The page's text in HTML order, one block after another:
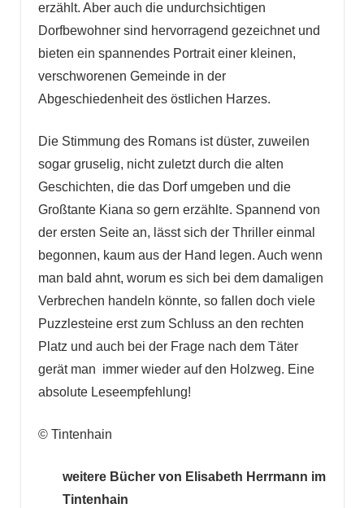
erzählt. Aber auch die undurchsichtigen
Dorfbewohner sind hervorragend gezeichnet und
bieten ein spannendes Portrait einer kleinen,
verschworenen Gemeinde in der
Abgeschiedenheit des östlichen Harzes.
Die Stimmung des Romans ist düster, zuweilen
sogar gruselig, nicht zuletzt durch die alten
Geschichten, die das Dorf umgeben und die
Großtante Kiana so gern erzählte. Spannend von
der ersten Seite an, lässt sich der Thriller einmal
begonnen, kaum aus der Hand legen. Auch wenn
man bald ahnt, worum es sich bei dem damaligen
Verbrechen handeln könnte, so fallen doch viele
Puzzlesteine erst zum Schluss an den rechten
Platz und auch bei der Frage nach dem Täter
gerät man immer wieder auf den Holzweg. Eine
absolute Leseempfehlung!
© Tintenhain
weitere Bücher von Elisabeth Herrmann im
Tintenhain